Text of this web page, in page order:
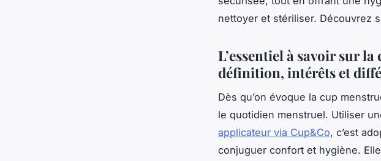
nettoyer et stériliser. Découvrez
L’essentiel à savoir sur
définition, intérêts et
Dès qu’on évoque la cup
le quotidien menstruel. Utiliser
applicateur via Cup&Co, c’est
conjuguer confort et hygiène.